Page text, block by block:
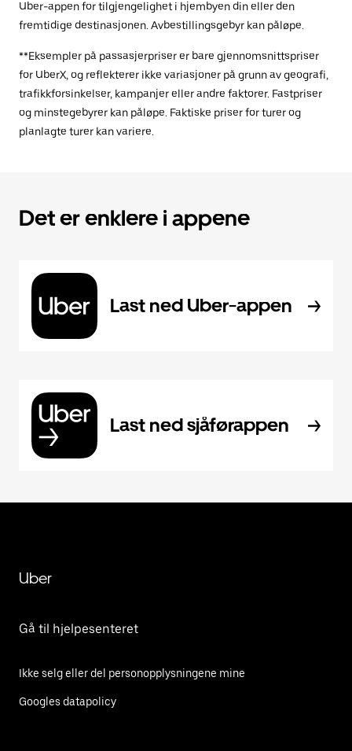
Uber-appen for tilgjengelighet i hjembyen din eller den
fremtidige destinasjonen. Avbestillingsgebyr kan påløpe.
**Eksempler på passasjerpriser er bare gjennomsnittspriser
for UberX, og reflekterer ikke variasjoner på grunn av geografi,
trafikkforsinkelser, kampanjer eller andre faktorer. Fastpriser
og minstegebyrer kan påløpe. Faktiske priser for turer og
planlagte turer kan variere.
Det er enklere i appene
Last ned Uber-appen
Last ned sjåførappen
Uber
Gå til hjelpesenteret
Ikke selg eller del personopplysningene mine
Googles datapolicy